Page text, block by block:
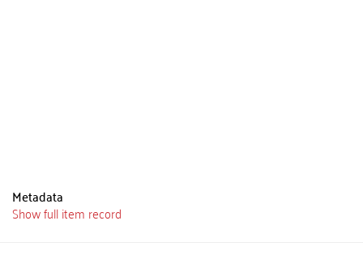
Metadata
Show full item record